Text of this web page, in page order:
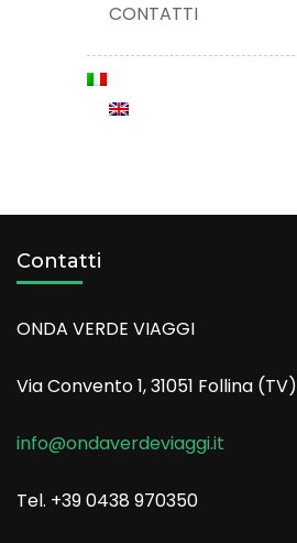
CONTATTI
Contatti
ONDA VERDE VIAGGI
Via Convento 1, 31051 Follina (TV)
info@ondaverdeviaggi.it
Tel. +39 0438 970350